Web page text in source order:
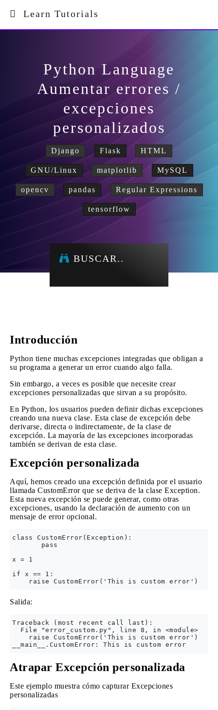
Learn Tutorials
Python Language
Aumentar errores /
excepciones
personalizados
Django Flask HTML
GNU/Linux matplotlib MySQL
opencv pandas Regular Expressions
tensorflow
BUSCAR..
Introducción
Python tiene muchas excepciones integradas que obligan a
su programa a generar un error cuando algo falla.
Sin embargo, a veces es posible que necesite crear
excepciones personalizadas que sirvan a su propósito.
En Python, los usuarios pueden definir dichas excepciones
creando una nueva clase. Esta clase de excepción debe
derivarse, directa o indirectamente, de la clase de
excepción. La mayoría de las excepciones incorporadas
también se derivan de esta clase.
Excepción personalizada
Aquí, hemos creado una excepción definida por el usuario
llamada CustomError que se deriva de la clase Exception.
Esta nueva excepción se puede generar, como otras
excepciones, usando la declaración de aumento con un
mensaje de error opcional.
class CustomError(Exception):
       pass
x = 1
if x == 1:
Salida:
Traceback (most recent call last):
  File "error_custom.py", line 8, in <module>
    raise CustomError('This is custom error')
Atrapar Excepción personalizada
Este ejemplo muestra cómo capturar Excepciones
personalizadas